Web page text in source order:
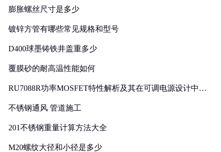
膨胀螺丝尺寸是多少
镀锌方管有哪些常见规格和型号
D400球墨铸铁井盖重多少
覆膜砂的耐高温性能如何
RU7088R功率MOSFET特性解析及其在可调电源设计中的
不锈钢通风 管道施工
201不锈钢重量计算方法大全
M20螺纹大径和小径是多少